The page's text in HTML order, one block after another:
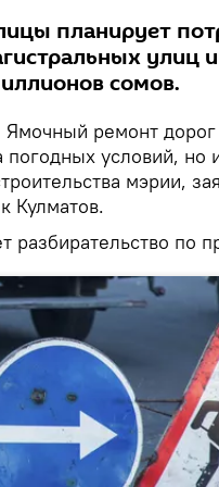
планирует
улиц
сомов.
Ямочный ремонт
условий, но
мэрии,
Кулматов.
разбирательство по